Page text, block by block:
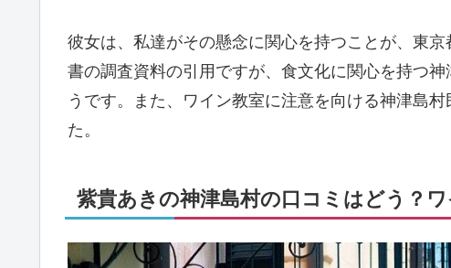
彼女は、私達がその懸念に関心を持つことが、東
書の調査資料の引用ですが、食文化に関心を持つ
うです。また、ワイン教室に注意を向ける神津島
た。
紫貴あきの神津島村の口コミはどう？